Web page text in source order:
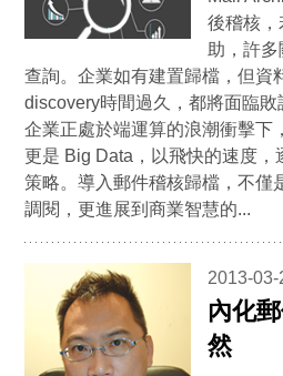
後稽核
助，許
查詢。企業如有建置歸檔，但資
discovery時間過久，都將面臨
企業正處於端運算的浪潮衝擊下
更是 Big Data，以飛快的速度，
策略。導入郵件稽核歸檔，不僅
調閱，更進展到商業智慧的...
2013-03-
內化
然